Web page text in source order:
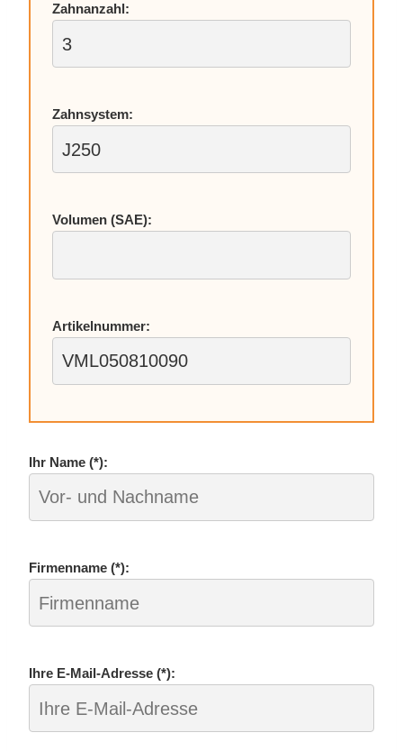
Zahn­an­zahl:
Zahn­sys­tem:
Vo­lu­men (SAE):
Ar­ti­kel­num­mer:
Ihr Name (*):
Fir­men­na­me (*):
Ihre E‑­Mail-Adres­se (*):